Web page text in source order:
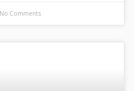
No Comments